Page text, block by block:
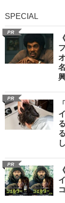
SPECIAL
PR
PR
PR